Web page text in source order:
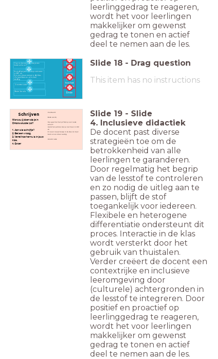
leerlinggedrag te reageren,
wordt het voor leerlingen
makkelijker om gewenst
gedrag te tonen en actief
deel te nemen aan de les.
Begin
Een
vraag
Vertel
hoe het
bij jou is
Einde
Hoe is het met je? Heb je een
leuke school?
Ik vind het jammer dat je niet meer
in VKF zit.
Er is een nieuw meisje in de klas.
Ze heet Karin en ze is heel
aardig.
Groeten Luka
Beste Jacob
Slide 18 - Drag question
This item has no instructions
Wat zou jij doen als je in
Omars situatie zat?
1. Aan wie schrijf je?
2. Stel een vraag.
3. Vertel hoe het nu is in jouw
klas.
4. Groet
Voorbeeld:
Beste Jacob,
Hoe gaat het met je? Heb je een leuke
school?
Ik vind het jammer dat je niet meer in VKF
zit.
Er is een nieuw meisje in de klas. Ze heet
Karin en ze is heel aardig.
Groeten Luka
Schrijven Slide 19 - Slide
4. Inclusieve didactiek
De docent past diverse
strategieën toe om de
betrokkenheid van alle
leerlingen te garanderen.
Door regelmatig het begrip
van de lesstof te controleren
en zo nodig de uitleg aan te
passen, blijft de stof
toegankelijk voor iedereen.
Flexibele en heterogene
differentiatie ondersteunt dit
proces. Interactie in de klas
wordt versterkt door het
gebruik van thuistalen.
Verder creëert de docent een
contextrijke en inclusieve
leeromgeving door
(culturele) achtergronden in
de lesstof te integreren. Door
positief en proactief op
leerlinggedrag te reageren,
wordt het voor leerlingen
makkelijker om gewenst
gedrag te tonen en actief
deel te nemen aan de les.